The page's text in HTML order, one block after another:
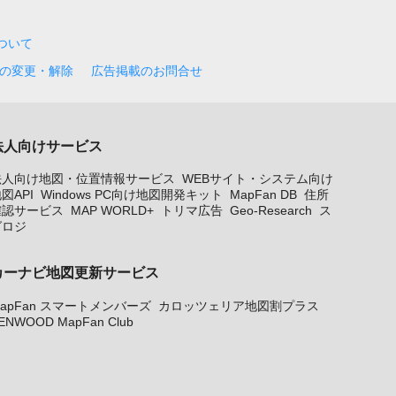
いて
変更・解除
広告掲載のお問合せ
人向けサービス
向け地図・位置情報サービス
WEBサイト・システム向け
API Windows PC向け地図開発キット MapFan DB 住所
サービス
MAP WORLD+ トリマ広告 Geo-Research
ス
ジ
ーナビ地図更新サービス
スマートメンバーズ カロッツェリア地図割プラス
MapFan Club